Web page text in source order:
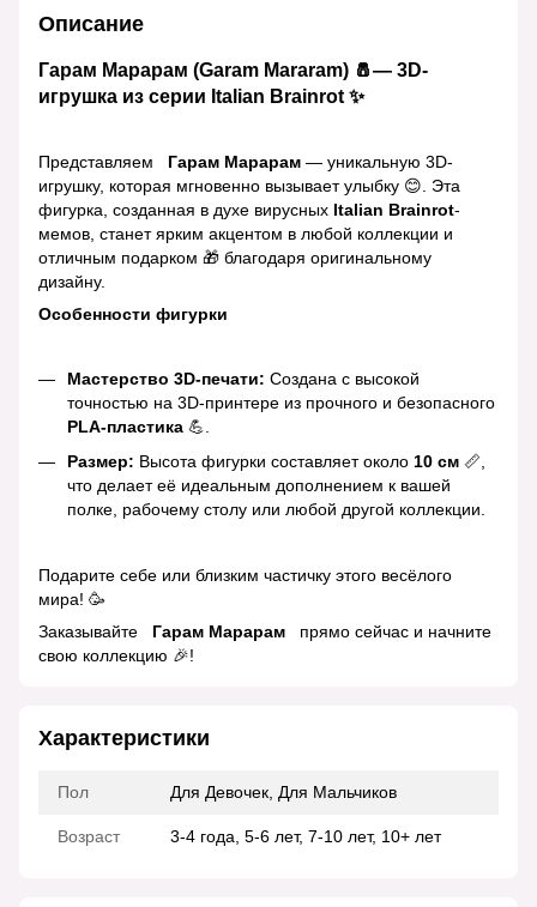
Описание
Гарам Марарам (Garam Mararam) 🧂— 3D-
игрушка из серии Italian Brainrot ✨
Представляем Гарам Марарам — уникальную 3D-
игрушку, которая мгновенно вызывает улыбку 😊. Эта
фигурка, созданная в духе вирусных Italian Brainrot-
мемов, станет ярким акцентом в любой коллекции и
отличным подарком 🎁 благодаря оригинальному
дизайну.
Особенности фигурки
Мастерство 3D-печати: Создана с высокой
точностью на 3D-принтере из прочного и безопасного
PLA-пластика 💪.
Размер: Высота фигурки составляет около 10 см 📏,
что делает её идеальным дополнением к вашей
полке, рабочему столу или любой другой коллекции.
Подарите себе или близким частичку этого весёлого
мира! 🥳
Заказывайте
Гарам Марарам
прямо сейчас и начните
свою коллекцию 🎉!
Характеристики
Пол Для Девочек, Для Мальчиков
Возраст 3-4 года, 5-6 лет, 7-10 лет, 10+ лет